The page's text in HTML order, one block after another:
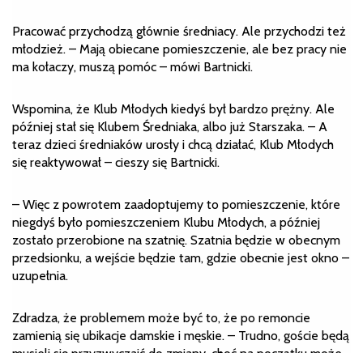
Pracować przychodzą głównie średniacy. Ale przychodzi też
młodzież. – Mają obiecane pomieszczenie, ale bez pracy nie
ma kołaczy, muszą pomóc – mówi Bartnicki.
Wspomina, że Klub Młodych kiedyś był bardzo prężny. Ale
później stał się Klubem Średniaka, albo już Starszaka. – A
teraz dzieci średniaków urosły i chcą działać, Klub Młodych
się reaktywował – cieszy się Bartnicki.
– Więc z powrotem zaadoptujemy to pomieszczenie, które
niegdyś było pomieszczeniem Klubu Młodych, a później
zostało przerobione na szatnię. Szatnia będzie w obecnym
przedsionku, a wejście będzie tam, gdzie obecnie jest okno –
uzupełnia.
Zdradza, że problemem może być to, że po remoncie
zamienią się ubikacje damskie i męskie. – Trudno, goście będą